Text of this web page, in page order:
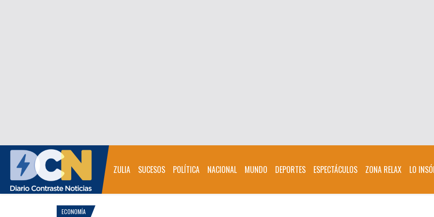
ZULIA SUCESOS POLÍTICA NACIONAL MUNDO DEPORTES ESPECTÁCULOS ZONA RELAX LO
ECONOMÍA